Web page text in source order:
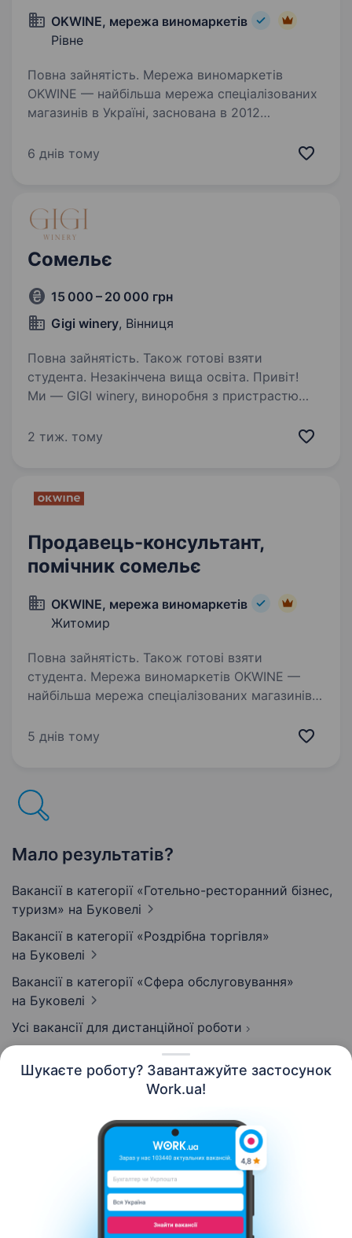
Шукаєте роботу? Завантажуйте застосунок
Work.ua!
OKWINE, мережа виномаркетів
Рівне
Повна зайнятість. Мережа виномаркетів
OKWINE — найбільша мережа спеціалізованих
магазинів в Україні, заснована в 2012
та, частіш за все настільки, що і в капцях
6 днів тому
Сомельє
15 000 – 20 000 грн
Gigi winery, Вінниця
Повна зайнятість. Також готові взяти
студента. Незакінчена вища освіта. Привіт!
Ми — GIGI winery, виноробня з пристрастю
справжнього свята в кожній краплі вина. Якщо
2 тиж. тому
Продавець-консультант,
помічник сомельє
OKWINE, мережа виномаркетів
Житомир
Повна зайнятість. Також готові взяти
студента. Мережа виномаркетів OKWINE —
найбільша мережа спеціалізованих магазинів
це коли зручно, бо біля дому та, частіш за все
5 днів тому
Мало результатів?
Вакансії в категорії «Готельно-ресторанний бізнес,
туризм» на Буковелі
Вакансії в категорії «Роздрібна торгівля»
на Буковелі
Вакансії в категорії «Сфера обслуговування»
на Буковелі
Усі вакансії для дистанційної роботи